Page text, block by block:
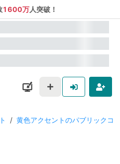
1600万人突破！
/ 黄色アクセントのパブリックコ